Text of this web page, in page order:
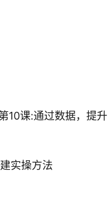
10课:通过数据，提升
实操方法